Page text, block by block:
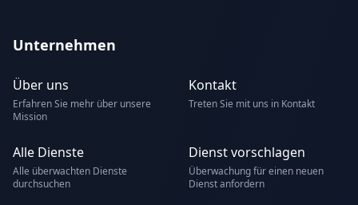
Unternehmen
Über uns
Erfahren Sie mehr über unsere
Mission
Kontakt
Treten Sie mit uns in Kontakt
Alle Dienste
Alle überwachten Dienste
durchsuchen
Dienst vorschlagen
Überwachung für einen neuen
Dienst anfordern